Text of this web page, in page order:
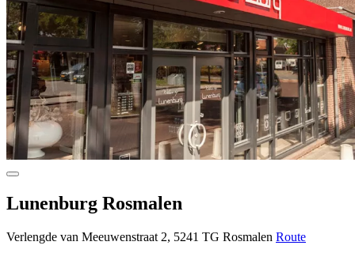
Lunenburg Rosmalen
Verlengde van Meeuwenstraat 2, 5241 TG Rosmalen Route